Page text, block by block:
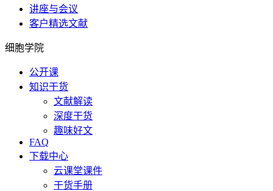
讲座与会议
客户精选文献
细胞学院
公开课
知识干货
文献解读
深度干货
趣味好文
FAQ
下载中心
云课堂课件
干货手册